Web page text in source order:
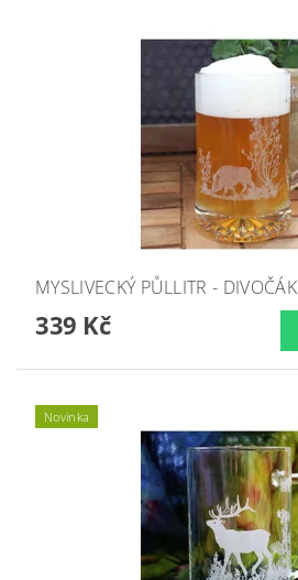
MYSLIVECKÝ PŮLLITR - DIVOČÁK
339 Kč
Novinka